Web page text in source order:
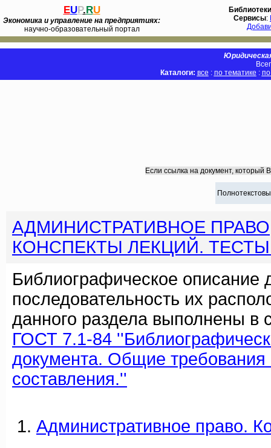
EUP.RU
Экономика и управление на предприятиях:
научно-образовательный портал
Библиотеки
Сервисы:
Каталоги: все : по тематике :
Если ссылка на документ, который
АДМИНИСТРАТИВНОЕ ПРАВО
КОНСПЕКТЫ ЛЕКЦИЙ.
Библиографическое описание
последовательность их
данного раздела выполнены в
ГОСТ 7.1-84
документа. Общие требования
составления.''
Административное право.